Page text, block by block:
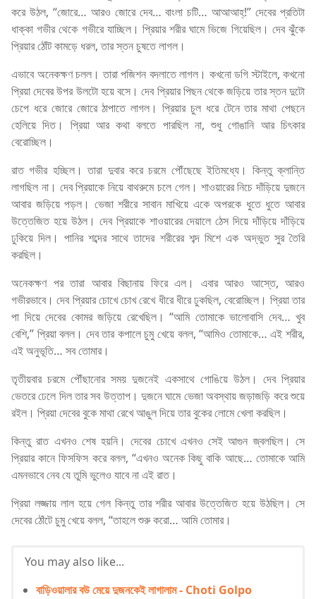
করে উঠল, “জোরে… আরও জোরে দেব… বাংলা চটি… আআআহ্!” দেবের প্রতিটা
ধাক্কা গভীর থেকে গভীরে যাচ্ছিল। প্রিয়ার শরীর ঘামে ভিজে গিয়েছিল। দেব ঝুঁকে
প্রিয়ার ঠোঁট কামড়ে ধরল, তার স্তন চুষতে লাগল।
এভাবে অনেকক্ষণ চলল। তারা পজিশন বদলাতে লাগল। কখনো ডগি স্টাইলে, কখনো
প্রিয়া দেবের উপর উলটো হয়ে বসে। দেব প্রিয়ার পিছন থেকে জড়িয়ে তার স্তন দুটো
চেপে ধরে জোরে জোরে ঠাপাতে লাগল। প্রিয়ার চুল ধরে টেনে তার মাথা পেছনে
হেলিয়ে দিত। প্রিয়া আর কথা বলতে পারছিল না, শুধু গোঙানি আর চিৎকার
বেরোচ্ছিল।
রাত গভীর হচ্ছিল। তারা দুবার করে চরমে পৌঁছেছে ইতিমধ্যে। কিন্তু ক্লান্তি
লাগছিল না। দেব প্রিয়াকে নিয়ে বাথরুমে চলে গেল। শাওয়ারের নিচে দাঁড়িয়ে দুজনে
আবার জড়িয়ে পড়ল। ভেজা শরীরে সাবান মাখিয়ে একে অপরকে ধুতে ধুতে আবার
উত্তেজিত হয়ে উঠল। দেব প্রিয়াকে শাওয়ারের দেয়ালে ঠেস দিয়ে দাঁড়িয়ে দাঁড়িয়ে
ঢুকিয়ে দিল। পানির শব্দের সাথে তাদের শরীরের শব্দ মিশে এক অদ্ভুত সুর তৈরি
করছিল।
অনেকক্ষণ পর তারা আবার বিছানায় ফিরে এল। এবার আরও আস্তে, আরও
গভীরভাবে। দেব প্রিয়ার চোখে চোখ রেখে ধীরে ধীরে ঢুকছিল, বেরোচ্ছিল। প্রিয়া তার
পা দিয়ে দেবের কোমর জড়িয়ে রেখেছিল। “আমি তোমাকে ভালোবাসি দেব… খুব
বেশি,” প্রিয়া বলল। দেব তার কপালে চুমু খেয়ে বলল, “আমিও তোমাকে… এই শরীর,
এই অনুভূতি… সব তোমার।
তৃতীয়বার চরমে পৌঁছানোর সময় দুজনেই একসাথে গোঙিয়ে উঠল। দেব প্রিয়ার
ভেতরে ঢেলে দিল তার সব উত্তাপ। দুজনে ঘামে ভেজা অবস্থায় জড়াজড়ি করে শুয়ে
রইল। প্রিয়া দেবের বুকে মাথা রেখে আঙুল দিয়ে তার বুকের লোমে খেলা করছিল।
কিন্তু রাত এখনও শেষ হয়নি। দেবের চোখে এখনও সেই আগুন জ্বলছিল। সে
প্রিয়ার কানে ফিসফিস করে বলল, “এখনও অনেক কিছু বাকি আছে… তোমাকে আমি
এমনভাবে নেব যে তুমি ভুলেও যাবে না এই রাত।
প্রিয়া লজ্জায় লাল হয়ে গেল কিন্তু তার শরীর আবার উত্তেজিত হয়ে উঠছিল। সে
দেবের ঠোঁটে চুমু খেয়ে বলল, “তাহলে শুরু করো… আমি তোমার।
You may also like...
বাড়িওয়ালার বউ মেয়ে দুজনকেই লাগালাম - Choti Golpo